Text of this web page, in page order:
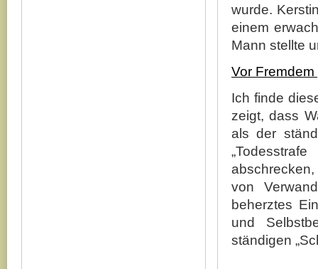
wurde.
einem
Mann stellte
Vor
Ich finde
zeigt, dass
als der
von
beherztes
und
ständigen